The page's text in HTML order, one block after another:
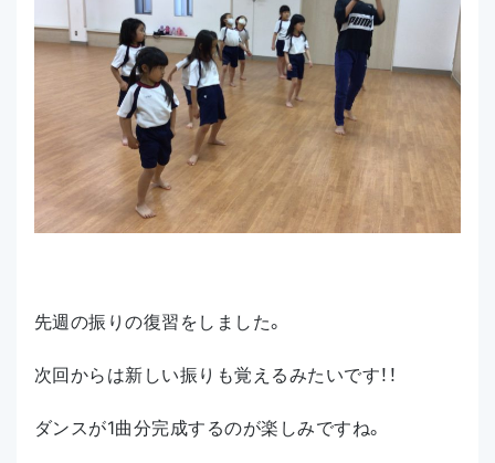
先週の振りの復習をしました。
次回からは新しい振りも覚えるみたいです！！
ダンスが1曲分完成するのが楽しみですね。